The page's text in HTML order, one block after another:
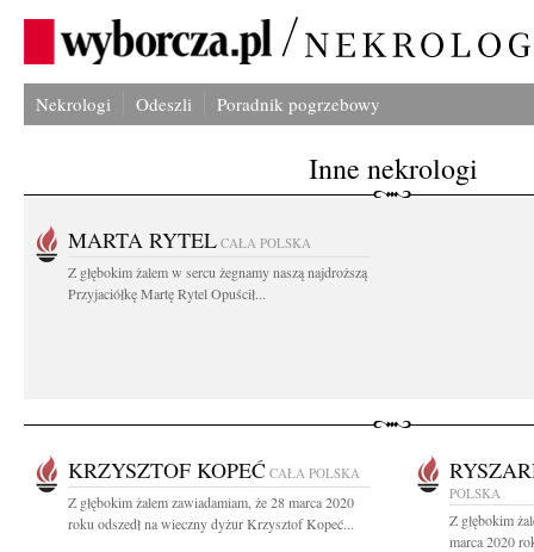
Nekrologi Odeszli Poradnik pogrzebowy
Inne nekrologi
MARTA RYTEL CAŁA POLSKA
Z głębokim żalem w sercu żegnamy naszą najdroższą
Przyjaciółkę Martę Rytel Opuścił...
KRZYSZTOF KOPEĆ CAŁA POLSKA
Z głębokim żalem zawiadamiam, że 28 marca 2020
roku odszedł na wieczny dyżur Krzysztof Kopeć...
POLSKA
Z głębokim
marca 2020